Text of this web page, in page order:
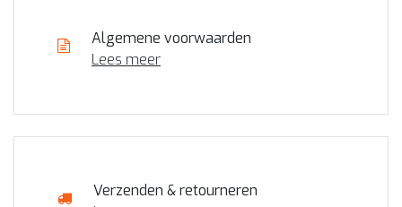
Algemene voorwaarden
Lees meer
Verzenden & retourneren